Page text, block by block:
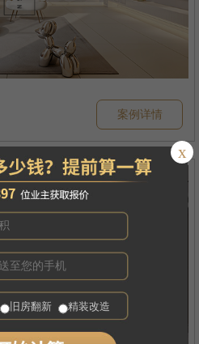
案例详情
x
旧房翻新 精装改造